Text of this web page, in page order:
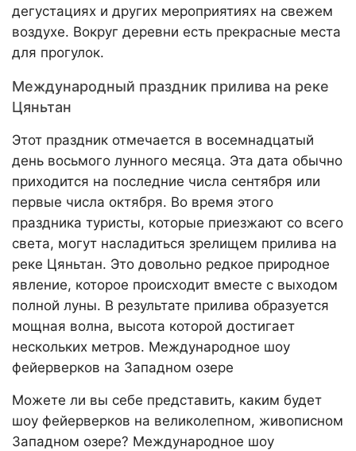
дегустациях и других мероприятиях на свежем
воздухе. Вокруг деревни есть прекрасные места
для прогулок.
Международный праздник прилива на реке
Цяньтан
Этот праздник отмечается в восемнадцатый
день восьмого лунного месяца. Эта дата обычно
приходится на последние числа сентября или
первые числа октября. Во время этого
праздника туристы, которые приезжают со всего
света, могут насладиться зрелищем прилива на
реке Цяньтан. Это довольно редкое природное
явление, которое происходит вместе с выходом
полной луны. В результате прилива образуется
мощная волна, высота которой достигает
нескольких метров. Международное шоу
фейерверков на Западном озере
Можете ли вы себе представить, каким будет
шоу фейерверков на великолепном, живописном
Западном озере? Международное шоу